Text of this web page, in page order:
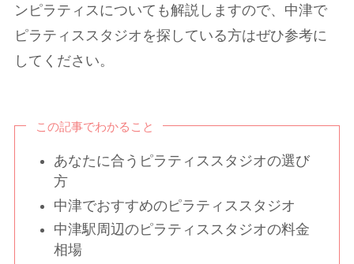
ンピラティスについても解説しますので、中津で
ピラティススタジオを探している方はぜひ参考に
してください。
この記事でわかること
あなたに合うピラティススタジオの選び
方
中津でおすすめのピラティススタジオ
中津駅周辺のピラティススタジオの料金
相場